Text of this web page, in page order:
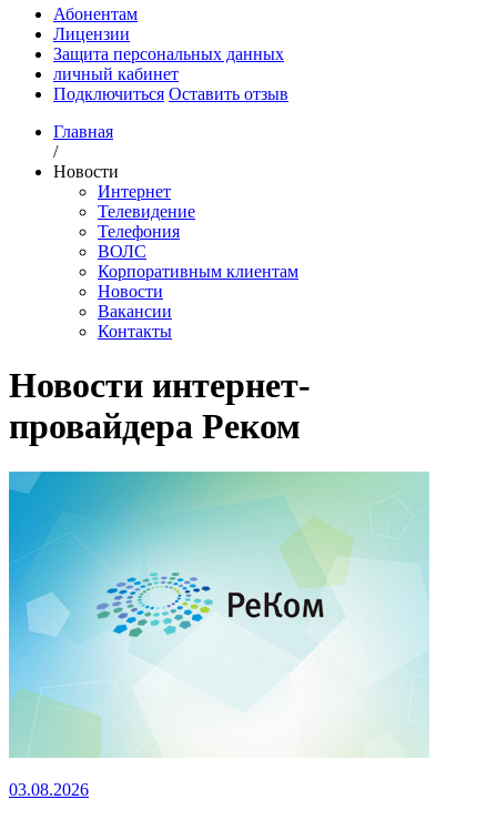
Абонентам
Лицензии
Защита персональных данных
личный кабинет
Подключиться Оставить отзыв
Главная
/
Новости
Интернет
Телевидение
Телефония
ВОЛС
Корпоративным клиентам
Новости
Вакансии
Контакты
Новости интернет-
провайдера Реком
03.08.2026